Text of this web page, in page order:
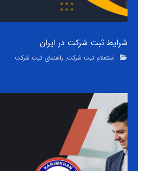
شرایط ثبت شرکت در ایران
استعلام ثبت شرکت, راهنمای ثبت شرکت